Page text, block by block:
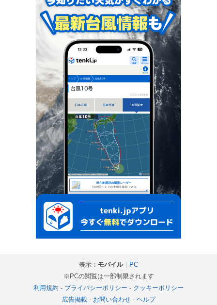
表示： モバイル｜ PC
※PCの閲覧は一部制限されます
利用規約 - プライバシーポリシー - クッキーポリシー
広告掲載- お問い合わせ- ヘルプ